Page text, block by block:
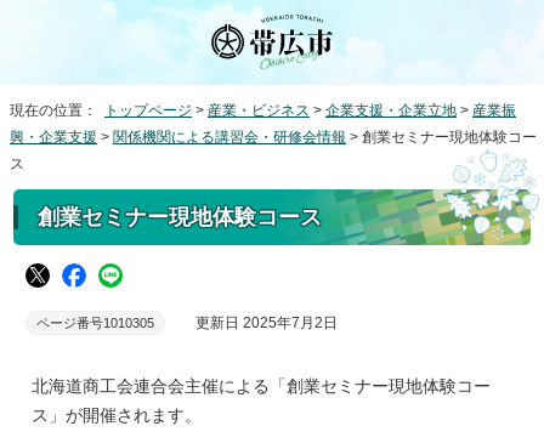
現在の位置： トップページ > 産業・ビジネス > 企業支援・企業立地 > 産業振
興・企業支援 > 関係機関による講習会・研修会情報 > 創業セミナー現地体験コー
ス
創業セミナー現地体験コース
ページ番号1010305 更新日 2025年7月2日
北海道商工会連合会主催による「創業セミナー現地体験コー
ス」が開催されます。